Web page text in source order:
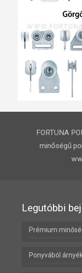
FORTUNA
minőségű
Legutóbbi
Prémium
Ponyvából